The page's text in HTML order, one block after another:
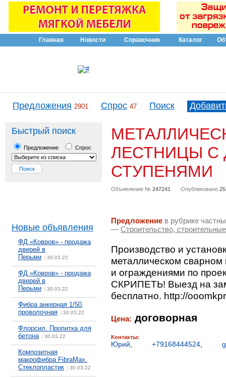
Главная Новости Справочник Каталог
Предложения 2901 Спрос 47 Поиск
Быстрый поиск
Предложение Спрос
Новые объявления
ФД «Ковров» - продажа
дверей в
Перьми
30.03.22
ФД «Ковров» - продажа
дверей в
Перьми
30.03.22
Фибра анкерная 1/50,
проволочная
30.03.22
Флорсил. Пропитка для
бетона| 30.03.22
Композитная
макрофибра FibraMax.
Стеклопластик
30.03.22
ЛЕСТНИЦЫ С
СТУПЕНЯМИ
Объявление № 247241 Опубликовано
Предложение в рубрике
— Строительство,
Производство и
металлическом
и ограждениями по
СКРИПЕТЬ! Выезд на
бесплатно. http://
Цена: договорная
Контакты:
Юрий +79168444524